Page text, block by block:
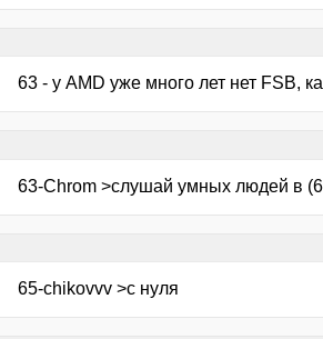
63 - у AMD уже много лет нет FSB,
63-Chrom >слушай умных людей в
65-chikovvv >с нуля